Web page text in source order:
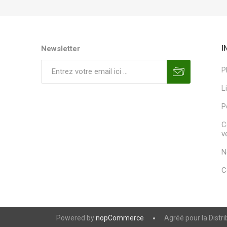
Newsletter
Powered bynopCommerce Agréé pour la